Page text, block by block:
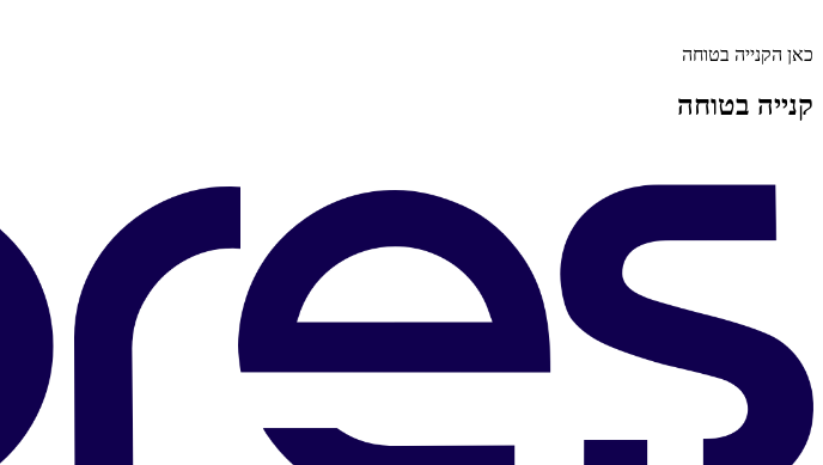
כאן הקנייה בטוחה
קנייה בטוחה